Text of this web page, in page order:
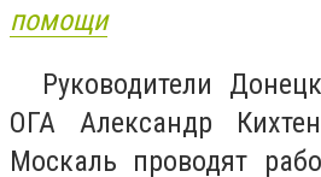
помощи
Руководители
ОГА Александр
Москаль проводят